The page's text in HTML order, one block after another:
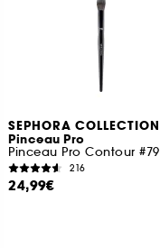
SEPHORA COLLECTION
Pinceau Pro
Pinceau Pro Contour #79
216
24,99€